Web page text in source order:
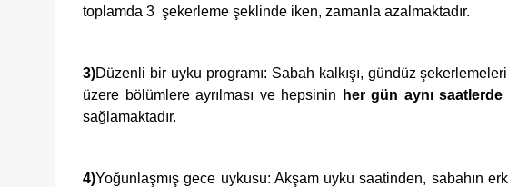
toplamda 3  şekerleme şeklinde iken, zamanla azalmaktadır.
3)Düzenli bir uyku programı: Sabah kalkışı, gündüz
üzere bölümlere ayrılması ve hepsinin
her gün aynı saatlerde
sağlamaktadır.
4)Yoğunlaşmış gece uykusu: Akşam uyku saatinden, sabahın